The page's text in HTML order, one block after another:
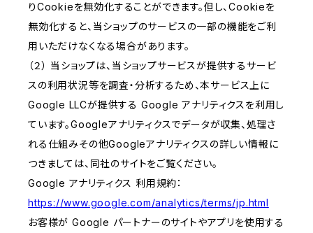
りCookieを無効化することができます。但し、Cookieを
無効化すると、当ショップのサービスの一部の機能をご利
用いただけなくなる場合があります。
（２） 当ショップは、当ショップサービスが提供するサービ
スの利用状況等を調査・分析するため、本サービス上に
Google LLCが提供する Google アナリティクスを利用し
ています。Googleアナリティクスでデータが収集、処理さ
れる仕組みその他Googleアナリティクスの詳しい情報に
つきましては、同社のサイトをご覧ください。
Google アナリティクス 利用規約：
https://www.google.com/analytics/terms/jp.html
お客様が Google パートナーのサイトやアプリを使用する